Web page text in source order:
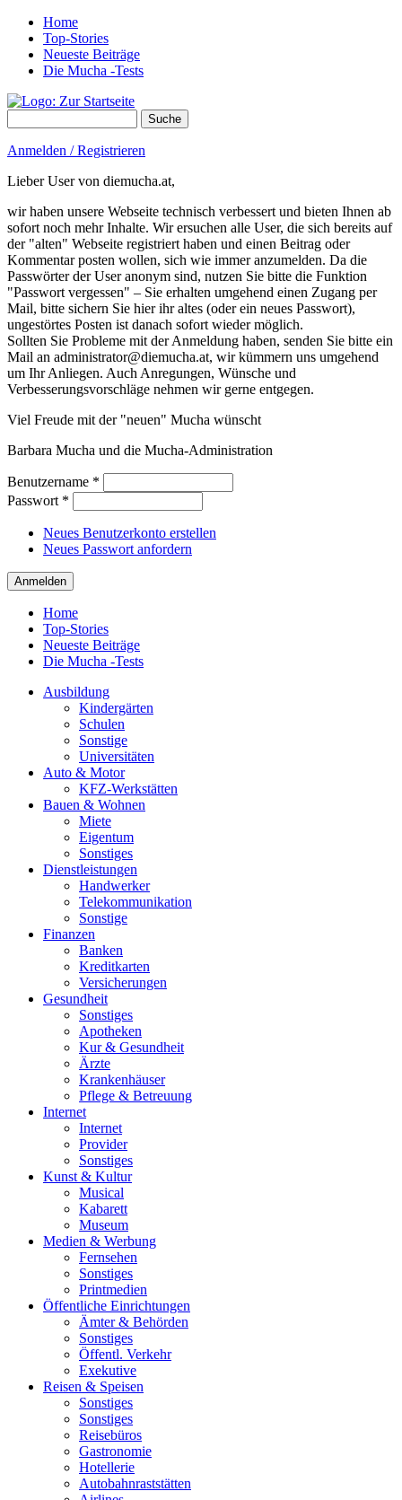
Home
Top-Stories
Neueste Beiträge
Die Mucha -Tests
Anmelden / Registrieren
Lieber User von diemucha.at,
wir haben unsere Webseite technisch verbessert und bieten Ihnen ab
sofort noch mehr Inhalte. Wir ersuchen alle User, die sich bereits auf
der "alten" Webseite registriert haben und einen Beitrag oder
Kommentar posten wollen, sich wie immer anzumelden. Da die
Passwörter der User anonym sind, nutzen Sie bitte die Funktion
"Passwort vergessen" – Sie erhalten umgehend einen Zugang per
Mail, bitte sichern Sie hier ihr altes (oder ein neues Passwort),
ungestörtes Posten ist danach sofort wieder möglich.
Sollten Sie Probleme mit der Anmeldung haben, senden Sie bitte ein
Mail an administrator@diemucha.at, wir kümmern uns umgehend
um Ihr Anliegen. Auch Anregungen, Wünsche und
Verbesserungsvorschläge nehmen wir gerne entgegen.
Viel Freude mit der "neuen" Mucha wünscht
Barbara Mucha und die Mucha-Administration
Benutzername *
Passwort *
Neues Benutzerkonto erstellen
Neues Passwort anfordern
Home
Top-Stories
Neueste Beiträge
Die Mucha -Tests
Ausbildung
Kindergärten
Schulen
Sonstige
Universitäten
Auto & Motor
KFZ-Werkstätten
Bauen & Wohnen
Miete
Eigentum
Sonstiges
Dienstleistungen
Handwerker
Telekommunikation
Sonstige
Finanzen
Banken
Kreditkarten
Versicherungen
Gesundheit
Sonstiges
Apotheken
Kur & Gesundheit
Ärzte
Krankenhäuser
Pflege & Betreuung
Internet
Internet
Provider
Sonstiges
Kunst & Kultur
Musical
Kabarett
Museum
Medien & Werbung
Fernsehen
Sonstiges
Printmedien
Öffentliche Einrichtungen
Ämter & Behörden
Sonstiges
Öffentl. Verkehr
Exekutive
Reisen & Speisen
Sonstiges
Sonstiges
Reisebüros
Gastronomie
Hotellerie
Autobahnraststätten